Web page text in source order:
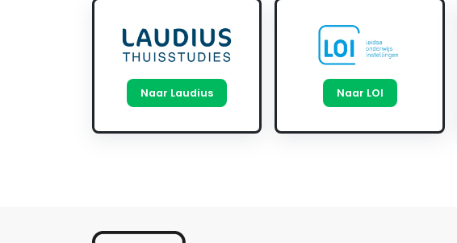
Naar Laudius Naar LOI